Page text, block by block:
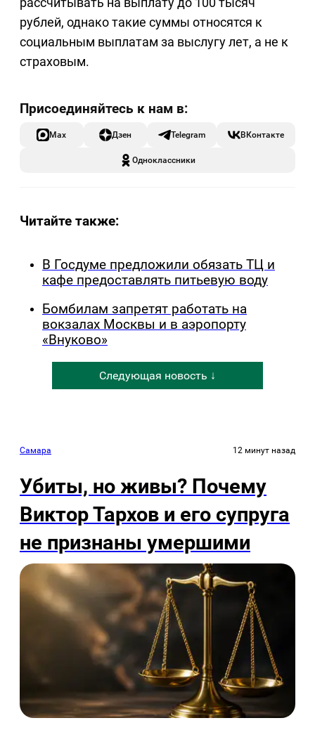
рублей, однако такие суммы относятся к
социальным выплатам за выслугу лет, а не к
страховым.
Max Дзен Telegram ВКонтакте
Одноклассники
Читайте также:
В Госдуме предложили обязать ТЦ и
кафе предоставлять питьевую воду
Бомбилам запретят работать на
вокзалах Москвы и в аэропорту
«Внуково»
Следующая новость ↓
Самара 12 минут назад
Убиты, но живы? Почему
Виктор Тархов и его супруга
не признаны умершими